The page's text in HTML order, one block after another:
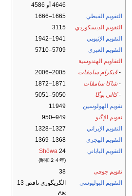
4646 أو 4586
التقويم القبطي
1665–1666
التقويم الديسكوردي
3115
التقويم الإثيوپي
1941–1942
التقويم العبري
5709–5710
التقاويم الهندوسية
- ڤيكرام سامڤات
2005–2006
-شاكا سامڤات
1871–1872
-كالي يوگا
5050–5051
تقويم الهولوسين
11949
تقويم الإگبو
949–950
التقويم الإيراني
1327–1328
التقويم الهجري
1368–1369
التقويم الياباني
Shōwa 24
(昭和２４年)
تقويم جوچى
38
التقويم اليوليوسي
الگريگوري ناقص 13
يوم